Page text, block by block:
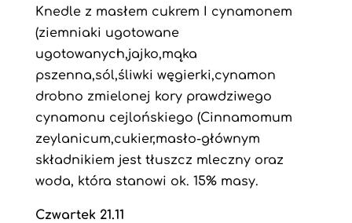
Knedle z masłem cukrem I cynamonem
(ziemniaki ugotowane
ugotowanych,jajko,mąka
pszenna,sól,śliwki węgierki,cynamon
drobno zmielonej kory prawdziwego
cynamonu cejlońskiego (Cinnamomum
zeylanicum,cukier,masło-głównym
składnikiem jest tłuszcz mleczny oraz
woda, która stanowi ok. 15% masy.
Czwartek 21.11